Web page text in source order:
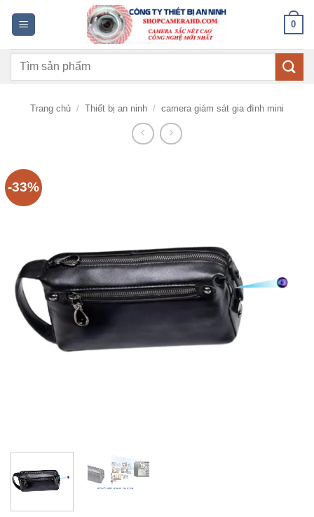
dung
0
Tìm
Trang chủ / Thiết bị an ninh / camera giám sát gia đình mini
-33%